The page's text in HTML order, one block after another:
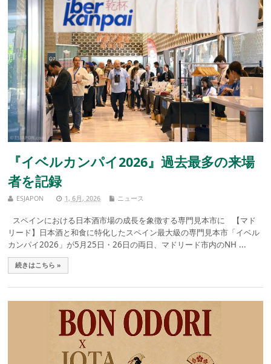
『イベルカンパイ2026』過去最多の来場
者を記録
ESJAPON 1, 6月, 2026 ニュース
スペインにおける日本酒市場の成長を象徴する専門見本市に 【マド
リード】日本酒と和食に特化したスペイン最大級の専門見本市「イベル
カンパイ2026」が5月25日・26日の両日、マドリード市内のNH ...
続きはこちら »